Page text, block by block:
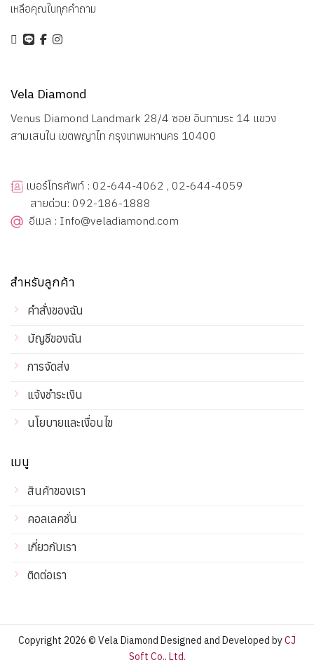
เหลือคุณในทุกคำถาม
สำหรับลูกค้า
คำสั่งของฉัน
บัญชีของฉัน
การจัดส่ง
แจ้งชำระเงิน
นโยบายและเงื่อนไข
เมนู
สินค้าของเรา
คอลเลคชั่น
เกี่ยวกับเรา
ติดต่อเรา
Vela Diamond
Venus Diamond Landmark 28/4 ซอย อินทามระ 14 แขวง
สามเสนใน เขตพญาไท กรุงเทพมหานคร 10400
เบอร์โทรศัพท์ : 02-644-4062 , 02-644-4059
สายด่วน: 092-186-1888
อีเมล : Info@veladiamond.com
Copyright 2026 © Vela Diamond Designed and Developed byCJ
Soft Co., Ltd.